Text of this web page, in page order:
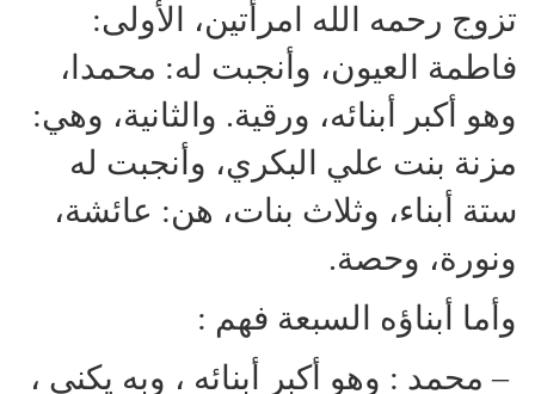
تزوج رحمه الله امرأتين، الأولى:
فاطمة العيون، وأنجبت له: محمدا،
وهو أكبر أبنائه، ورقية. والثانية، وهي:
مزنة بنت علي البكري، وأنجبت له
ستة أبناء، وثلاث بنات، هن: عائشة،
ونورة، وحصة.
وأما أبناؤه السبعة فهم :
– محمد : وهو أكبر أبنائه ، وبه يكنى ،